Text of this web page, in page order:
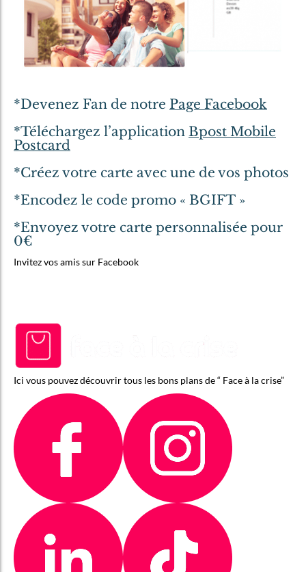
*Devenez Fan de notre Page Facebook
*Téléchargez l’application Bpost Mobile
Postcard
*Créez votre carte avec une de vos photos
*Encodez le code promo « BGIFT »
*Envoyez votre carte personnalisée pour
0€
Invitez vos amis sur Facebook
Ici vous pouvez découvrir tous les bons plans de “ Face à la crise”